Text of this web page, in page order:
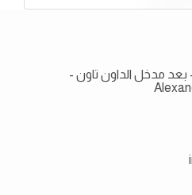
بعد مدخل الداون تاون -